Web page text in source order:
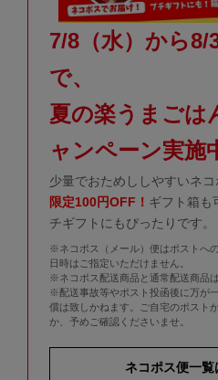
7/8（水）から8/
で、
夏の楽うまごは
ャンペーン実施
少量でおためししやすいネコ
限定100円OFF！ ギフト箱も
チギフトにもぴったりです。
※ネコポス（メール）便はポストへ
日時はご指定いただけません。
※ネコポス配送商品と通常配送商品
※配送事故等やポスト投函後に万が
償は致しかねます。ご自宅のポスト
か、予めご確認くださいませ。
ネコポス便一覧